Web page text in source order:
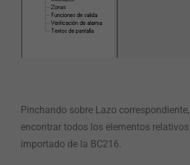
Pinchando sobre Lazo
encontrar todos los elementos
importado de la BC216.